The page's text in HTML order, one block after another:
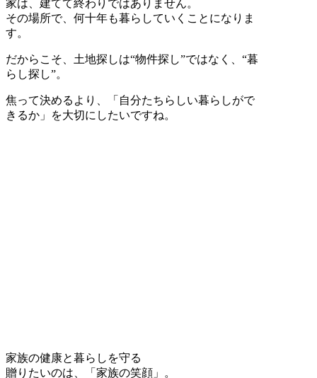
家は、建てて終わりではありません。
その場所で、何十年も暮らしていくことになりま
す。
だからこそ、土地探しは“物件探し”ではなく、“暮
らし探し”。
焦って決めるより、「自分たちらしい暮らしがで
きるか」を大切にしたいですね。
家族の健康と暮らしを守る
贈りたいのは、「家族の笑顔」。